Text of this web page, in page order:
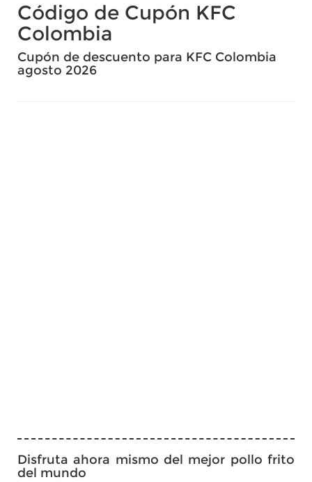
Código de Cupón KFC
Colombia
Cupón de descuento para KFC Colombia
agosto 2026
Disfruta ahora mismo del mejor pollo frito
del mundo